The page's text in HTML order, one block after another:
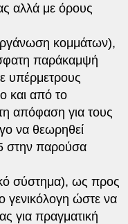
αλλά με όρους
κομμάτων),
παράκαμψή
υπέρμετρους
και από το
απόφαση για τους
να θεωρηθεί
στην παρούσα
σύστημα), ως προς
γενικόλογη ώστε να
για πραγματική